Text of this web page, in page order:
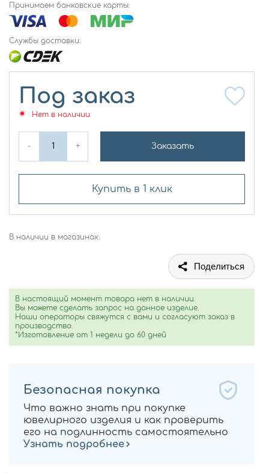
Принимаем банковские карты:
Службы доставки:
Под заказ
Нет в наличии
- + Заказать
Купить в 1 клик
В наличии в магазинах:
Поделиться
В настоящий момент товара нет в наличии.
Вы можете сделать запрос на данное изделие.
Наши операторы свяжутся с вами и согласуют заказ в
производство.
*Изготовление от 1 недели до 60 дней
Безопасная покупка
Что важно знать при покупке
ювелирного изделия и как проверить
его на подлинность самостоятельно
Узнать подробнее